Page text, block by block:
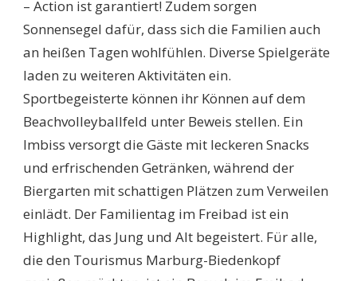
– Action ist garantiert! Zudem sorgen
Sonnensegel dafür, dass sich die Familien auch
an heißen Tagen wohlfühlen. Diverse Spielgeräte
laden zu weiteren Aktivitäten ein.
Sportbegeisterte können ihr Können auf dem
Beachvolleyballfeld unter Beweis stellen. Ein
Imbiss versorgt die Gäste mit leckeren Snacks
und erfrischenden Getränken, während der
Biergarten mit schattigen Plätzen zum Verweilen
einlädt. Der Familientag im Freibad ist ein
Highlight, das Jung und Alt begeistert. Für alle,
die den Tourismus Marburg-Biedenkopf